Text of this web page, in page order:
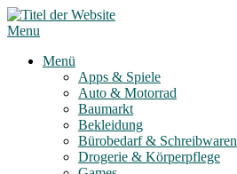
Skip
to
Menu
Menü
Apps & Spiele
Auto & Motorrad
Baumarkt
Bekleidung
Bürobedarf & Schreibwaren
Drogerie & Körperpflege